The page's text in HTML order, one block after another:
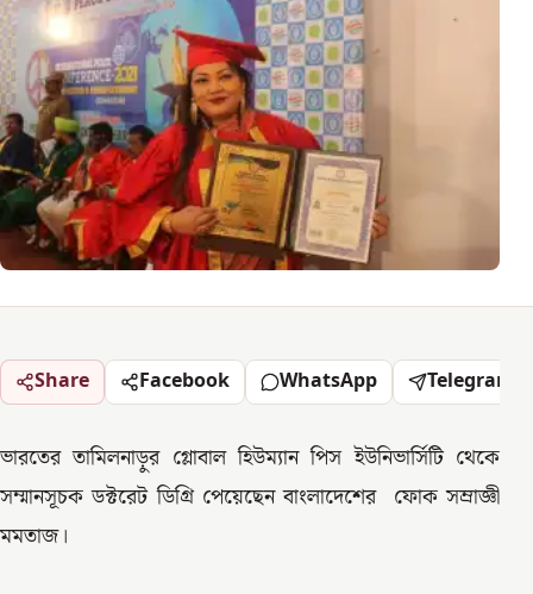
Share Facebook WhatsApp Telegram
ভারতের তামিলনাড়ুর গ্লোবাল হিউম্যান পিস ইউনিভার্সিটি থেকে
সম্মানসূচক ডক্টরেট ডিগ্রি পেয়েছেন বাংলাদেশের ফোক সম্রাজ্ঞী
মমতাজ।